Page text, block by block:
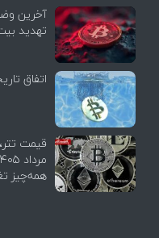
آخرین
تهدید
اتفاق
همه‌چیز